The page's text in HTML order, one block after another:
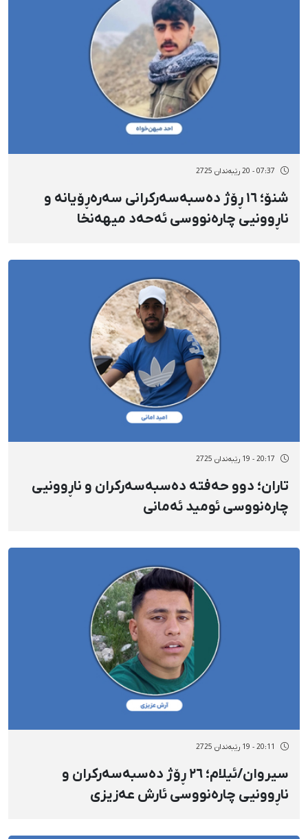
07:37 - 20 رێبەندان 2725
شنۆ؛ ١٦ ڕۆژ دەسبەسەرکرانی سەرەڕۆیانە و
ناڕوونیی چارەنووسی ئەحەد میهەنخا
20:17 - 19 رێبەندان 2725
تاران؛ دوو حەفتە دەسبەسەرکران و ناڕوونیی
چارەنووسی ئومید ئەمانی
20:11 - 19 رێبەندان 2725
سیروان/ئیلام؛ ٢٦ ڕۆژ دەسبەسەرکران و
ناڕوونیی چارەنووسی ئارش عەزیزی